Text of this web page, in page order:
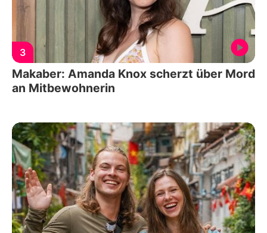
3
Makaber: Amanda Knox scherzt über Mord
an Mitbewohnerin